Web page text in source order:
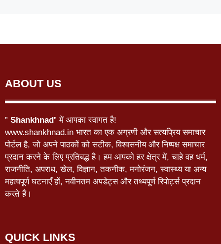
ABOUT US
” Shankhnad” में आपका स्वागत है!
www.shankhnad.in भारत का एक अग्रणी और सत्यप्रिय समाचार
पोर्टल है, जो अपने पाठकों को सटीक, विश्वसनीय और निष्पक्ष समाचार
प्रदान करने के लिए प्रतिबद्ध है। हम आपको हर क्षेत्र में, चाहे वह धर्म,
राजनीति, अपराध, खेल, विज्ञान, तकनीक, मनोरंजन, स्वास्थ्य या अन्य
महत्वपूर्ण घटनाएँ हों, नवीनतम अपडेट्स और तथ्यपूर्ण रिपोर्ट्स प्रदान
करते हैं।
QUICK LINKS